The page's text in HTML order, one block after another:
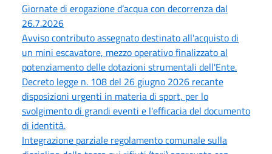
Giornate di erogazione d’acqua con decorrenza dal
26.7.2026
Avviso contributo assegnato destinato all'acquisto di
un mini escavatore, mezzo operativo finalizzato al
potenziamento delle dotazioni strumentali dell'Ente.
Decreto legge n. 108 del 26 giugno 2026 recante
disposizioni urgenti in materia di sport, per lo
svolgimento di grandi eventi e l'efficacia del documento
di identità.
Integrazione parziale regolamento comunale sulla